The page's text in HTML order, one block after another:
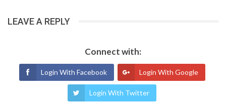
LEAVE A REPLY
Connect with:
Login With Facebook Login With Google
Login With Twitter